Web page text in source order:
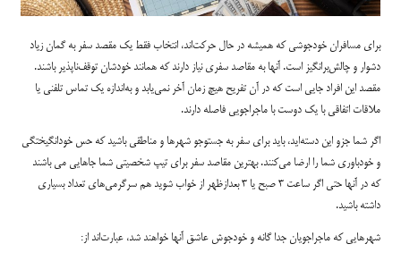
برای مسافران خودجوشی که همیشه در حال حرکت‌اند، انتخاب فقط یک مقصد سفر به گمان زیاد
دشوار و چالش‌برانگیز است. آنها به مقاصد سفری نیاز دارند که همانند خودشان توقف‌ناپذیر باشند.
مقصد این افراد جایی است که در آن تفریح هیچ زمان آخر نمی‌یابد و به‌اندازه یک تماس تلفنی یا
ملاقات اتفاقی با یک دوست با ماجراجویی فاصله دارند.
اگر شما جزو این دسته‌اید، باید برای سفر به جستوجو شهرها و مناطقی باشید که حس خودانگیختگی
و خودباوری شما را ارضا می‌کنند. بهترین مقاصد سفر برای تیپ شخصیتی شما جاهایی می باشند
که در آنها حتی اگر ساعت ۳ صبح یا ۳ بعدازظهر از خواب شوید هم سرگرمی‌های تعداد بسیاری
داشته باشید.
شهرهایی که ماجراجویان جدا گانه و خودجوش عاشق آنها خواهند شد، عبارت‌اند از: